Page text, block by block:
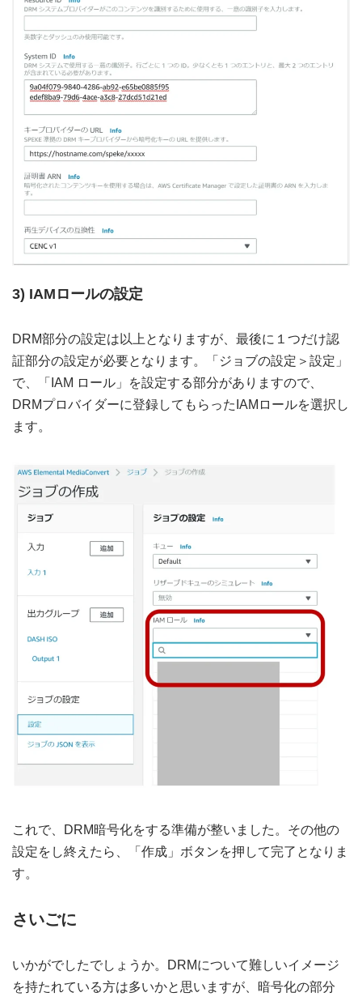
3) IAMロールの設定
DRM部分の設定は以上となりますが、最後に１つだけ認
証部分の設定が必要となります。「ジョブの設定＞設定」
で、「IAM ロール」を設定する部分がありますので、
DRMプロバイダーに登録してもらったIAMロールを選択し
ます。
これで、DRM暗号化をする準備が整いました。その他の
設定をし終えたら、「作成」ボタンを押して完了となりま
す。
さいごに
いかがでしたでしょうか。DRMについて難しいイメージ
を持たれている方は多いかと思いますが、暗号化の部分